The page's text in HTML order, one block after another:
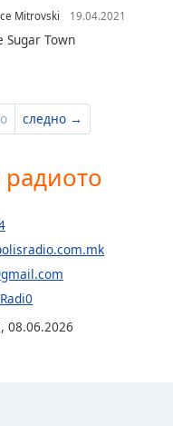
Mitrovski 19.04.2021
Sugar Town
следно →
радиото
, 08.06.2026